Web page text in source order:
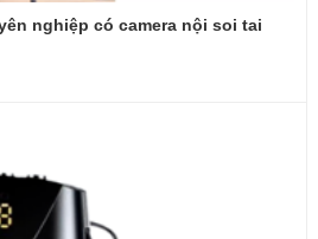
gọn thần kỳ. Chiều dài khi gấp chỉ
bằng một tay, cực kỳ hữu ích khi đang
lên/xuống xe ô tô dưới trời mưa xối
nghiệp có camera nội soi tai